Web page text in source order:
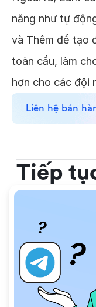
năng như tự
và Thêm để tạo
toàn cầu, làm
hơn cho các đội
Liên hệ bán
Tiếp